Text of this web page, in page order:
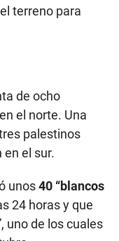
terreno para
de ocho
el norte. Una
palestinos
en el sur.
unos40 “blancos
24 horas y que
uno de los cuales